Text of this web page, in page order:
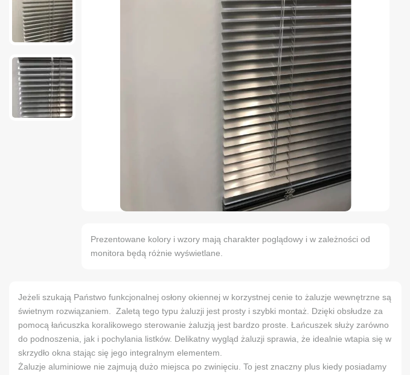
Prezentowane kolory i wzory mają charakter poglądowy i w zależności od
monitora będą różnie wyświetlane.
Jeżeli szukają Państwo funkcjonalnej osłony okiennej w korzystnej cenie to żaluzje wewnętrzne są
świetnym rozwiązaniem. Zaletą tego typu żaluzji jest prosty i szybki montaż. Dzięki obsłudze za
pomocą łańcuszka koralikowego sterowanie żaluzją jest bardzo proste. Łańcuszek służy zarówno
do podnoszenia, jak i pochylania listków. Delikatny wygląd żaluzji sprawia, że idealnie wtapia się w
skrzydło okna stając się jego integralnym elementem.
Żaluzje aluminiowe nie zajmują dużo miejsca po zwinięciu. To jest znaczny plus kiedy posiadamy